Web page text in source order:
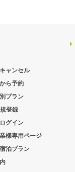
ャンセル
ら予約
プラン
登録
グイン
様専用ページ
泊プラン